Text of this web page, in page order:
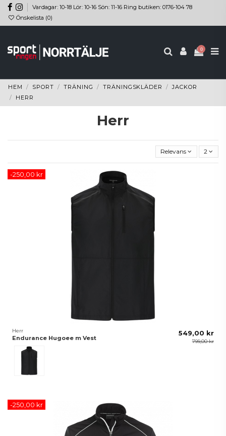
Vardagar: 10-18 Lör: 10-16 Sön: 11-16 Ring butiken: 0176-104 78
Önskelista (0)
0
HEM SPORT TRÄNING TRÄNINGSKLÄDER
JACKOR
HERR
Herr
Relevans 2
-250,00 kr
Herr
Endurance Hugoee m Vest
Svart
549,00 kr
799,00 kr
-250,00 kr